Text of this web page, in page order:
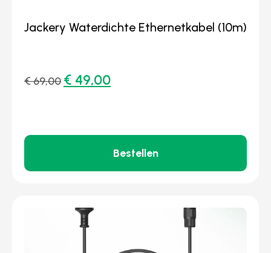
Jackery Waterdichte Ethernetkabel (10m)
€69,00 € 49,00
Bestellen